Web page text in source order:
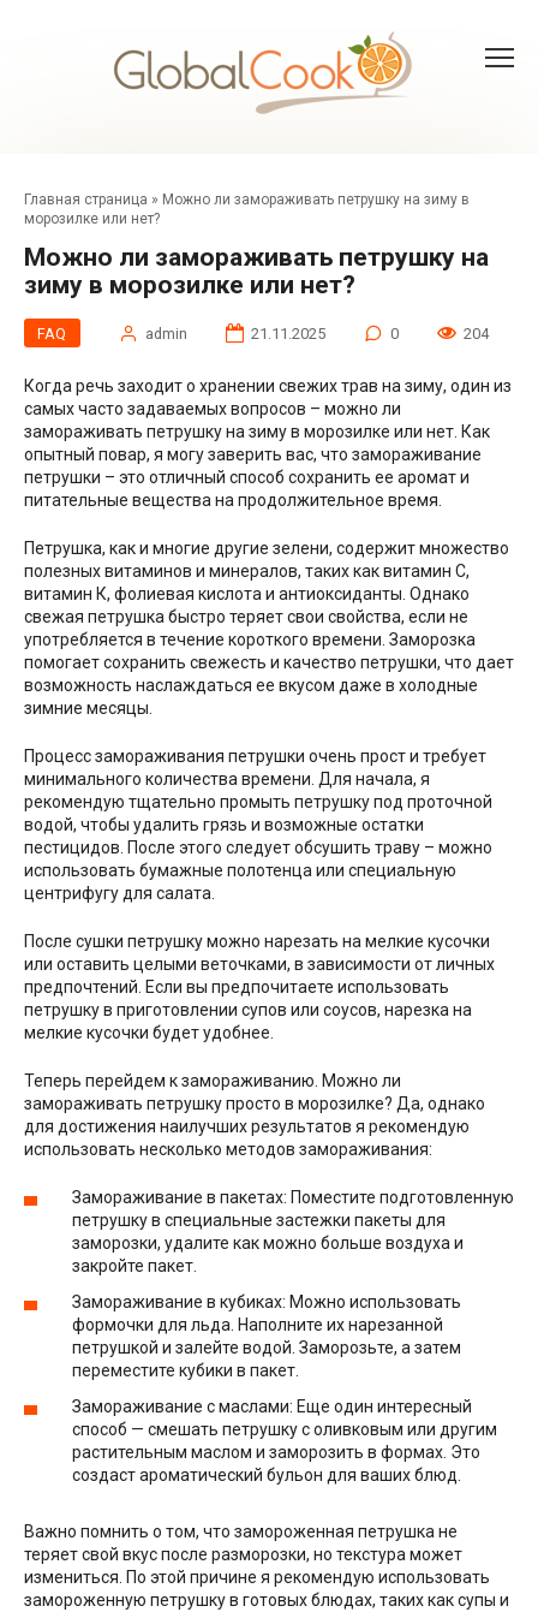
Главная страница » Можно ли замораживать петрушку на зиму в
морозилке или нет?
Можно ли замораживать петрушку на
зиму в морозилке или нет?
FAQ admin 21.11.2025 0 204
Когда речь заходит о хранении свежих трав на зиму, один из
самых часто задаваемых вопросов – можно ли
замораживать петрушку на зиму в морозилке или нет. Как
опытный повар, я могу заверить вас, что замораживание
петрушки – это отличный способ сохранить ее аромат и
питательные вещества на продолжительное время.
Петрушка, как и многие другие зелени, содержит множество
полезных витаминов и минералов, таких как витамин С,
витамин К, фолиевая кислота и антиоксиданты. Однако
свежая петрушка быстро теряет свои свойства, если не
употребляется в течение короткого времени. Заморозка
помогает сохранить свежесть и качество петрушки, что дает
возможность наслаждаться ее вкусом даже в холодные
зимние месяцы.
Процесс замораживания петрушки очень прост и требует
минимального количества времени. Для начала, я
рекомендую тщательно промыть петрушку под проточной
водой, чтобы удалить грязь и возможные остатки
пестицидов. После этого следует обсушить траву – можно
использовать бумажные полотенца или специальную
центрифугу для салата.
После сушки петрушку можно нарезать на мелкие кусочки
или оставить целыми веточками, в зависимости от личных
предпочтений. Если вы предпочитаете использовать
петрушку в приготовлении супов или соусов, нарезка на
мелкие кусочки будет удобнее.
Теперь перейдем к замораживанию. Можно ли
замораживать петрушку просто в морозилке? Да, однако
для достижения наилучших результатов я рекомендую
использовать несколько методов замораживания:
Замораживание в пакетах: Поместите подготовленную
петрушку в специальные застежки пакеты для
заморозки, удалите как можно больше воздуха и
закройте пакет.
Замораживание в кубиках: Можно использовать
формочки для льда. Наполните их нарезанной
петрушкой и залейте водой. Заморозьте, а затем
переместите кубики в пакет.
Замораживание с маслами: Еще один интересный
способ — смешать петрушку с оливковым или другим
растительным маслом и заморозить в формах. Это
создаст ароматический бульон для ваших блюд.
Важно помнить о том, что замороженная петрушка не
теряет свой вкус после разморозки, но текстура может
измениться. По этой причине я рекомендую использовать
замороженную петрушку в готовых блюдах, таких как супы и